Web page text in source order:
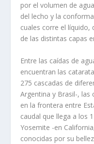
por el volumen de
del lecho y la
cuales corre el líquido,
de las distintas capas
Entre las caídas de
encuentran las
275 cascadas de
Argentina y Brasil-, las
en la frontera entre
caudal que llega a los
Yosemite -en
conocidas por su